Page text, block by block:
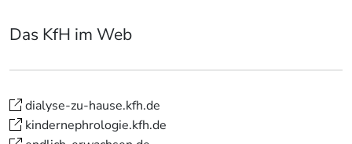
Das KfH im Web
dialyse-zu-hause.kfh.de
kindernephrologie.kfh.de